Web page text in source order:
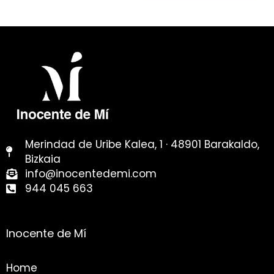
Merindad de Uribe Kalea, 1 · 48901 Barakaldo,
Bizkaia
info@inocentedemi.com
944 045 663
Inocente de Mí
Home